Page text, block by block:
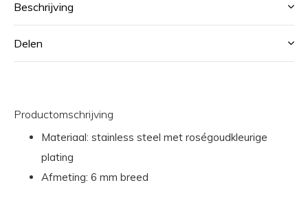
Beschrijving
Delen
Productomschrijving
Materiaal: stainless steel met roségoudkleurige
plating
Afmeting: 6 mm breed